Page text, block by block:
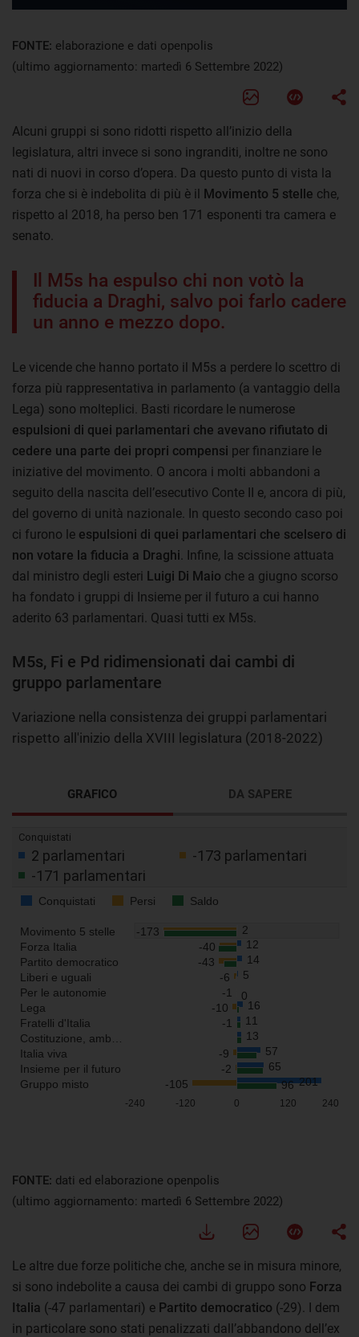
FONTE: elaborazione e dati openpolis
(ultimo aggiornamento: martedì 6 Settembre 2022)
Alcuni gruppi si sono ridotti rispetto all’inizio della
legislatura, altri invece si sono ingranditi, inoltre ne sono
nati di nuovi in corso d’opera. Da questo punto di vista la
forza che si è indebolita di più è il Movimento 5 stelle che,
rispetto al 2018, ha perso ben 171 esponenti tra camera e
senato.
Il M5s ha espulso chi non votò la
fiducia a Draghi, salvo poi farlo cadere
un anno e mezzo dopo.
Le vicende che hanno portato il M5s a perdere lo scettro di
forza più rappresentativa in parlamento (a vantaggio della
Lega) sono molteplici. Basti ricordare le numerose
espulsioni di quei parlamentari che avevano rifiutato di
cedere una parte dei propri compensi per finanziare le
iniziative del movimento. O ancora i molti abbandoni a
seguito della nascita dell’esecutivo Conte II e, ancora di più,
del governo di unità nazionale. In questo secondo caso poi
ci furono le espulsioni di quei parlamentari che scelsero di
non votare la fiducia a Draghi . Infine, la scissione attuata
dal ministro degli esteri Luigi Di Maio che a giugno scorso
ha fondato i gruppi di Insieme per il futuro a cui hanno
aderito 63 parlamentari. Quasi tutti ex M5s.
M5s, Fi e Pd ridimensionati dai cambi di
gruppo parlamentare
Variazione nella consistenza dei gruppi parlamentari
rispetto all'inizio della XVIII legislatura (2018-2022)
GRAFICO DA SAPERE
FONTE: dati ed elaborazione openpolis
(ultimo aggiornamento: martedì 6 Settembre 2022)
Le altre due forze politiche che, anche se in misura minore,
si sono indebolite a causa dei cambi di gruppo sono Forza
Italia (-47 parlamentari) e Partito democratico (-29). I dem
in particolare sono stati penalizzati dall’abbandono dell’ex